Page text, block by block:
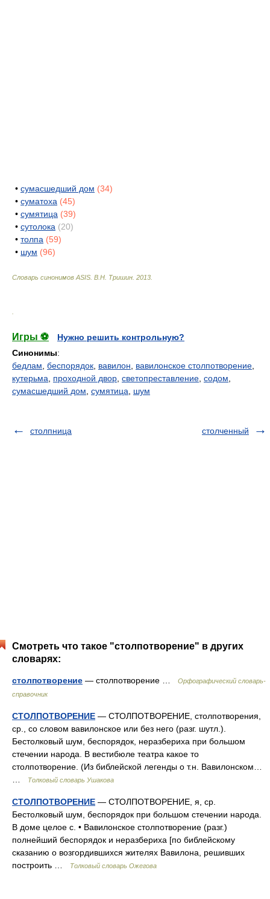
• сумасшедший дом (34)
• суматоха (45)
• сумятица (39)
• сутолока (20)
• толпа (59)
• шум (96)
Словарь синонимов ASIS. В.Н. Тришин 2013
Игры ⚽
Нужно решить контрольную?
Синонимы:
бедлам беспорядок вавилон вавилонское столпотворение
кутерьма
проходной двор светопреставление содом
сумасшедший дом сумятица шум
столпница столченный
Смотреть что такое "столпотворение" в других
словарях:
столпотворение — столпотворение …
Орфографический словарь-
справочник
СТОЛПОТВОРЕНИЕ — СТОЛПОТВОРЕНИЕ, столпотворения,
ср., со словом вавилонское или без него (разг. шутл.).
Бестолковый шум, беспорядок, неразбериха при большом
стечении народа. В вестибюле театра какое то
столпотворение. (Из библейской легенды о т.н. Вавилонском…
Толковый словарь Ушакова
СТОЛПОТВОРЕНИЕ — СТОЛПОТВОРЕНИЕ, я, ср.
Бестолковый шум, беспорядок при большом стечении народа.
В доме целое с. • Вавилонское столпотворение (разг.)
полнейший беспорядок и неразбериха [по библейскому
сказанию о возгордившихся жителях Вавилона, решивших
построить …
Толковый словарь Ожегова